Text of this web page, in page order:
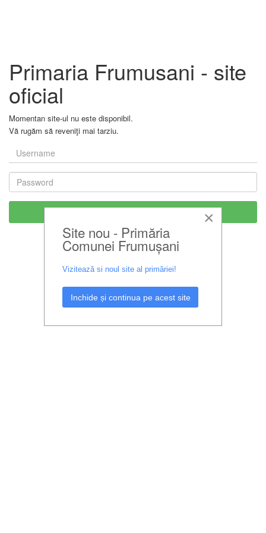
Primaria Frumusani - site
oficial
Momentan site-ul nu este disponibil.
Vă rugăm să reveniţi mai tarziu.
×
Site nou - Primăria
Comunei Frumușani
Vizitează si noul site al primăriei!
Inchide și continua pe acest site